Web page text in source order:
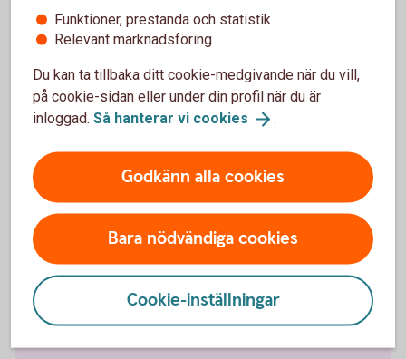
Logga in i Mina försäkringar
Gör ditt pensionsval
ditt val.
Pensionsvalet
Valcentralen
Funktioner, prestanda och statistik
Relevant marknadsföring
Du kan ta tillbaka ditt cookie-medgivande när du vill,
på cookie-sidan eller under din profil när du är
inloggad. Så hanterar vi cookies .
Godkänn alla cookies
Bara nödvändiga cookies
Cookie-inställningar